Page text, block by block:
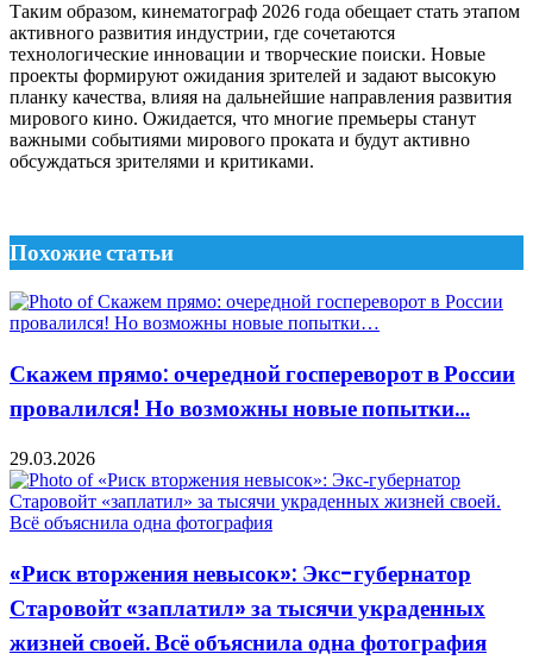
Таким образом, кинематограф 2026 года обещает стать этапом
активного развития индустрии, где сочетаются
технологические инновации и творческие поиски. Новые
проекты формируют ожидания зрителей и задают высокую
планку качества, влияя на дальнейшие направления развития
мирового кино. Ожидается, что многие премьеры станут
важными событиями мирового проката и будут активно
обсуждаться зрителями и критиками.
Похожие статьи
Скажем прямо: очередной госпереворот в России
провалился! Но возможны новые попытки…
29.03.2026
«Риск вторжения невысок»: Экс-губернатор
Старовойт «заплатил» за тысячи украденных
жизней своей. Всё объяснила одна фотография